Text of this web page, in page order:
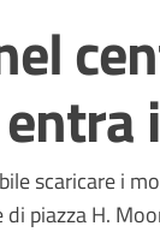
scaricare i
piazza H.